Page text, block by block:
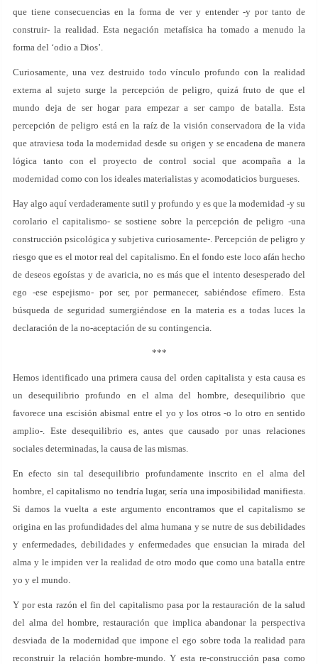
que tiene consecuencias en la forma de ver y entender -y por tanto de
construir- la realidad. Esta negación metafísica ha tomado a menudo la
forma del ‘odio a Dios’.
Curiosamente, una vez destruido todo vínculo profundo con la realidad
externa al sujeto surge la percepción de peligro, quizá fruto de que el
mundo deja de ser hogar para empezar a ser campo de batalla. Esta
percepción de peligro está en la raíz de la visión conservadora de la vida
que atraviesa toda la modernidad desde su origen y se encadena de manera
lógica tanto con el proyecto de control social que acompaña a la
modernidad como con los ideales materialistas y acomodaticios burgueses.
Hay algo aquí verdaderamente sutil y profundo y es que la modernidad -y su
corolario el capitalismo- se sostiene sobre la percepción de peligro -una
construcción psicológica y subjetiva curiosamente-. Percepción de peligro y
riesgo que es el motor real del capitalismo. En el fondo este loco afán hecho
de deseos egoístas y de avaricia, no es más que el intento desesperado del
ego -ese espejismo- por ser, por permanecer, sabiéndose efímero. Esta
búsqueda de seguridad sumergiéndose en la materia es a todas luces la
declaración de la no-aceptación de su contingencia.
***
Hemos identificado una primera causa del orden capitalista y esta causa es
un desequilibrio profundo en el alma del hombre, desequilibrio que
favorece una escisión abismal entre el yo y los otros -o lo otro en sentido
amplio-. Este desequilibrio es, antes que causado por unas relaciones
sociales determinadas, la causa de las mismas.
En efecto sin tal desequilibrio profundamente inscrito en el alma del
hombre, el capitalismo no tendría lugar, sería una imposibilidad manifiesta.
Si damos la vuelta a este argumento encontramos que el capitalismo se
origina en las profundidades del alma humana y se nutre de sus debilidades
y enfermedades, debilidades y enfermedades que ensucian la mirada del
alma y le impiden ver la realidad de otro modo que como una batalla entre
yo y el mundo.
Y por esta razón el fin del capitalismo pasa por la restauración de la salud
del alma del hombre, restauración que implica abandonar la perspectiva
desviada de la modernidad que impone el ego sobre toda la realidad para
reconstruir la relación hombre-mundo. Y esta re-construcción pasa como